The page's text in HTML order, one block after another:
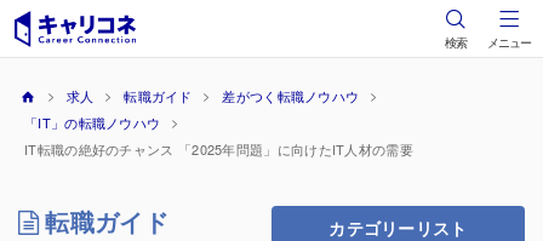
検索 メニュー
求人 転職ガイド
差がつく転職ノウハウ
「IT」の転職ノウハウ
IT転職の絶好のチャンス 「2025年問題」に向けたIT人材の需要
転職ガイド カテゴリーリスト